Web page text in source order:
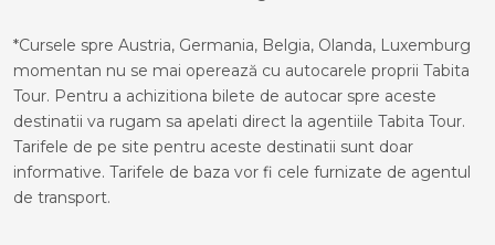
*Cursele spre Austria, Germania, Belgia, Olanda, Luxemburg
momentan nu se mai operează cu autocarele proprii Tabita
Tour. Pentru a achizitiona bilete de autocar spre aceste
destinatii va rugam sa apelati direct la agentiile Tabita Tour.
Tarifele de pe site pentru aceste destinatii sunt doar
informative. Tarifele de baza vor fi cele furnizate de agentul
de transport.